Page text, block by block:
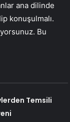
ana dilinde
konuşulmalı.
Bu
Temsili